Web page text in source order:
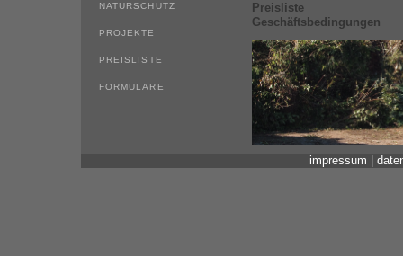
NATURSCHUTZ
PROJEKTE
PREISLISTE
FORMULARE
Preisliste
Geschäftsbedingungen
impressum